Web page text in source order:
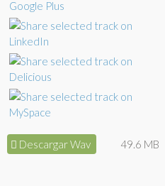
Descargar Wav 49.6 MB